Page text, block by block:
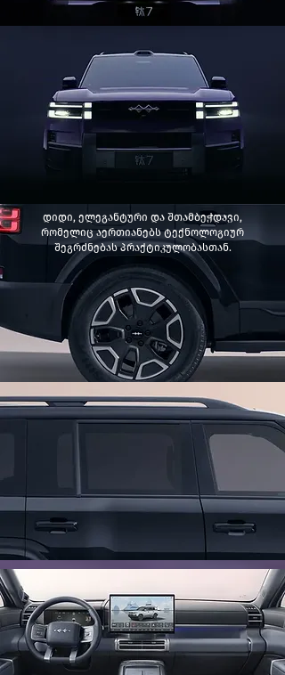
დიდი, ელეგანტური და შთამბეჭდავი,
რომელიც აერთიანებს ტექნოლოგიურ
შეგრძნებას პრაქტიკულობასთან.